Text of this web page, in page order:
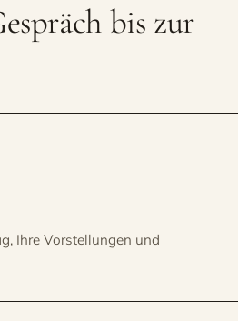
bis zur
Ihre Vorstellungen und